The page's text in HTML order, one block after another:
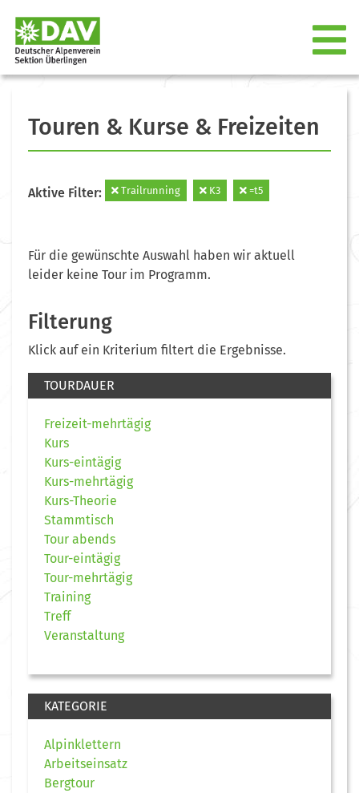
Touren & Kurse & Freizeiten
Aktive Filter: Trailrunning K3 =t5
Für die gewünschte Auswahl haben wir aktuell
leider keine Tour im Programm.
Filterung
Klick auf ein Kriterium filtert die Ergebnisse.
TOURDAUER
Freizeit-mehrtägig
Kurs
Kurs-eintägig
Kurs-mehrtägig
Kurs-Theorie
Stammtisch
Tour abends
Tour-eintägig
Tour-mehrtägig
Training
Treff
Veranstaltung
KATEGORIE
Alpinklettern
Arbeitseinsatz
Bergtour